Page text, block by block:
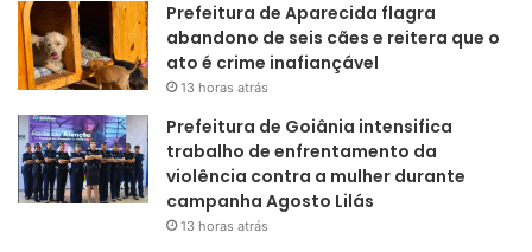
Prefeitura de Aparecida flagra
abandono de seis cães e reitera que o
ato é crime inafiançável
13 horas atrás
Prefeitura de Goiânia intensifica
trabalho de enfrentamento da
violência contra a mulher durante
campanha Agosto Lilás
13 horas atrás